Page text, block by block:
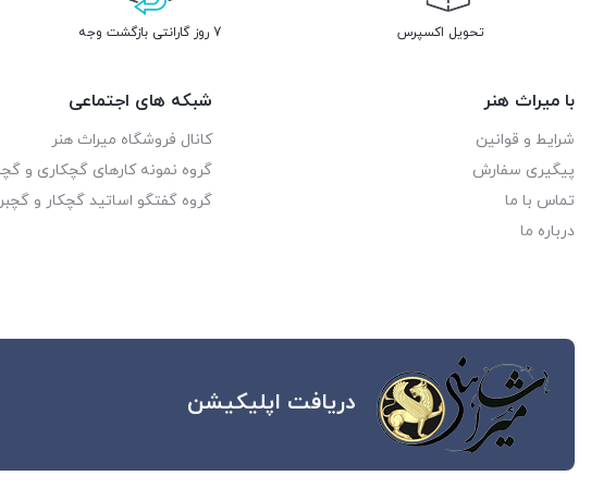
تحویل اکسپرس 7 روز گارانتی بازگشت وجه
با میراث هنر
شرایط و قوانین
پیگیری سفارش
تماس با ما
درباره ما
شبکه های اجتماعی
کانال فروشگاه میراث هنر
گروه نمونه کارهای گچکاری و
گروه گفتگو اساتید گچکار و گچبر
دریافت اپلیکیشن